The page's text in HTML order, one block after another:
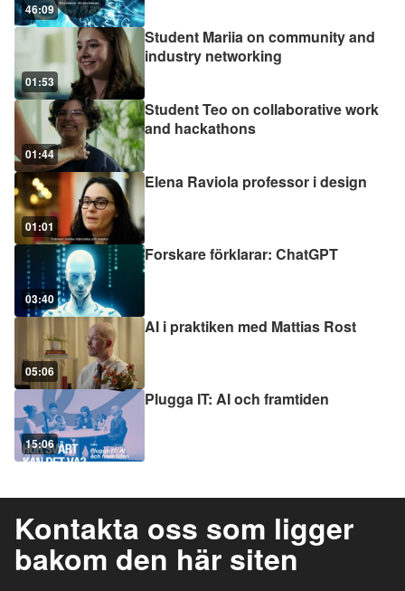
46:09
01:53
Student Mariia on community and
industry networking
01:44
Student Teo on collaborative work
and hackathons
01:01
Elena Raviola professor i design
03:40
Forskare förklarar: ChatGPT
05:06
AI i praktiken med Mattias Rost
15:06
Plugga IT: AI och framtiden
Kontakta oss som ligger
bakom den här siten